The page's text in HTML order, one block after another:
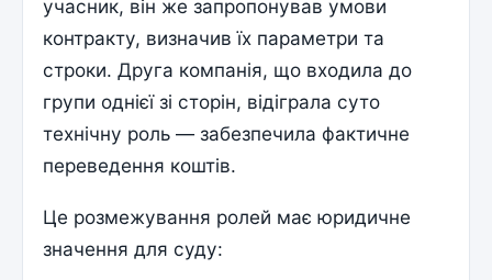
учасник, він же запропонував умови
контракту, визначив їх параметри та
строки. Друга компанія, що входила до
групи однієї зі сторін, відіграла суто
технічну роль — забезпечила фактичне
переведення коштів.
Це розмежування ролей має юридичне
значення для суду: